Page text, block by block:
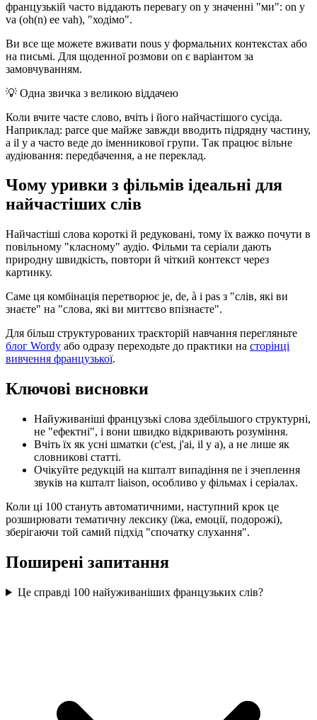
французькій часто віддають перевагу on у значенні "ми": on y
va (oh(n) ee vah), "ходімо".
Ви все ще можете вживати nous у формальних контекстах або
на письмі. Для щоденної розмови on є варіантом за
замовчуванням.
💡 Одна звичка з великою віддачею
Коли вчите часте слово, вчіть і його найчастішого сусіда.
Наприклад: parce que майже завжди вводить підрядну частину,
а il y a часто веде до іменникової групи. Так працює вільне
аудіювання: передбачення, а не переклад.
Чому уривки з фільмів ідеальні для
найчастіших слів
Найчастіші слова короткі й редуковані, тому їх важко почути в
повільному "класному" аудіо. Фільми та серіали дають
природну швидкість, повтори й чіткий контекст через
картинку.
Саме ця комбінація перетворює je, de, à і pas з "слів, які ви
знаєте" на "слова, які ви миттєво впізнаєте".
Для більш структурованих траєкторій навчання перегляньте
блог Wordy або одразу переходьте до практики на сторінці
вивчення французької.
Ключові висновки
Найуживаніші французькі слова здебільшого структурні,
не "ефектні", і вони швидко відкривають розуміння.
Вчіть їх як усні шматки (c'est, j'ai, il y a), а не лише як
словникові статті.
Очікуйте редукцій на кшталт випадіння ne і зчеплення
звуків на кшталт liaison, особливо у фільмах і серіалах.
Коли ці 100 стануть автоматичними, наступний крок це
розширювати тематичну лексику (їжа, емоції, подорожі),
зберігаючи той самий підхід "спочатку слухання".
Поширені запитання
Це справді 100 найуживаніших французьких слів?